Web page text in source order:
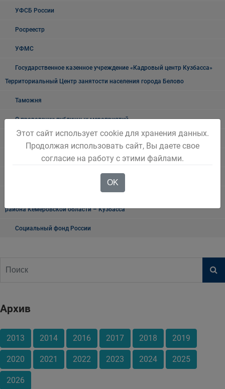
УФСБ России
Росреестр
УФМС
Государственное казенное учреждение «Кадровый центр Кузбасса»
Территориальный Центр занятости населения города Белово
Таможня
О проведении публичных мероприятий
"Мои документы" г. Белово
Прокуратура разъясняет
Транспортная прокуратура информирует
района Кемеровской области – Кузбасса
Социальный фонд России
Архив
2013 2014 2016 2017 2018 2019
2020 2021 2022 2023 2024 2025
2026
Этот сайт использует cookie для хранения данных.
Продолжая использовать сайт, Вы даете свое
согласие на работу с этими файлами.
OK